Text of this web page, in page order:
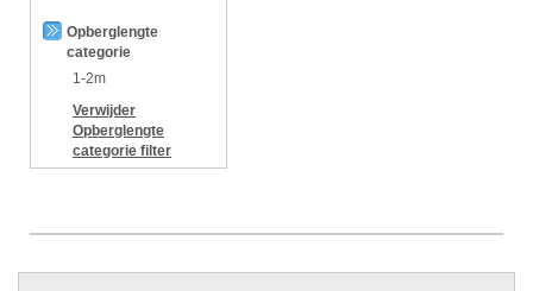
Opberglengte
categorie
1-2m
Verwijder
Opberglengte
categorie filter